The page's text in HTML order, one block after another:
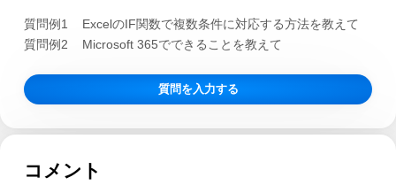
質問例1
ExcelのIF関数で複数条件に対応する方法を教えて
質問例2
Microsoft 365でできることを教えて
質問を入力する
コメント